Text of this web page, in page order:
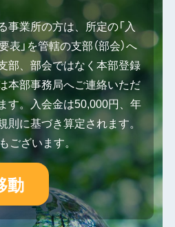
事業所の方は、所定の「入
表」を管轄の支部（部会）へ
部、部会ではなく本部登録
本部事務局へご連絡いただ
す。入会金は50,000円、年
に基づき算定されます。
ございます。
動